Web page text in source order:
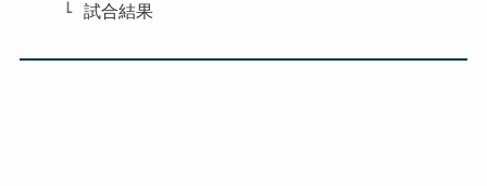
試合結果